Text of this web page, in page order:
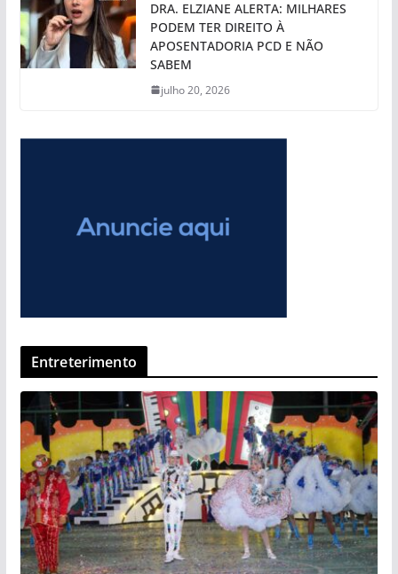
DRA. ELZIANE ALERTA: MILHARES
PODEM TER DIREITO À
APOSENTADORIA PCD E NÃO
SABEM
julho 20, 2026
Entreterimento